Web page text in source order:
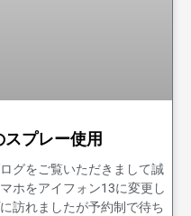
スプレー使用
グをご覧いただきまして誠
ホをアイフォン13に変更し
訪れましたが予約制で待ち